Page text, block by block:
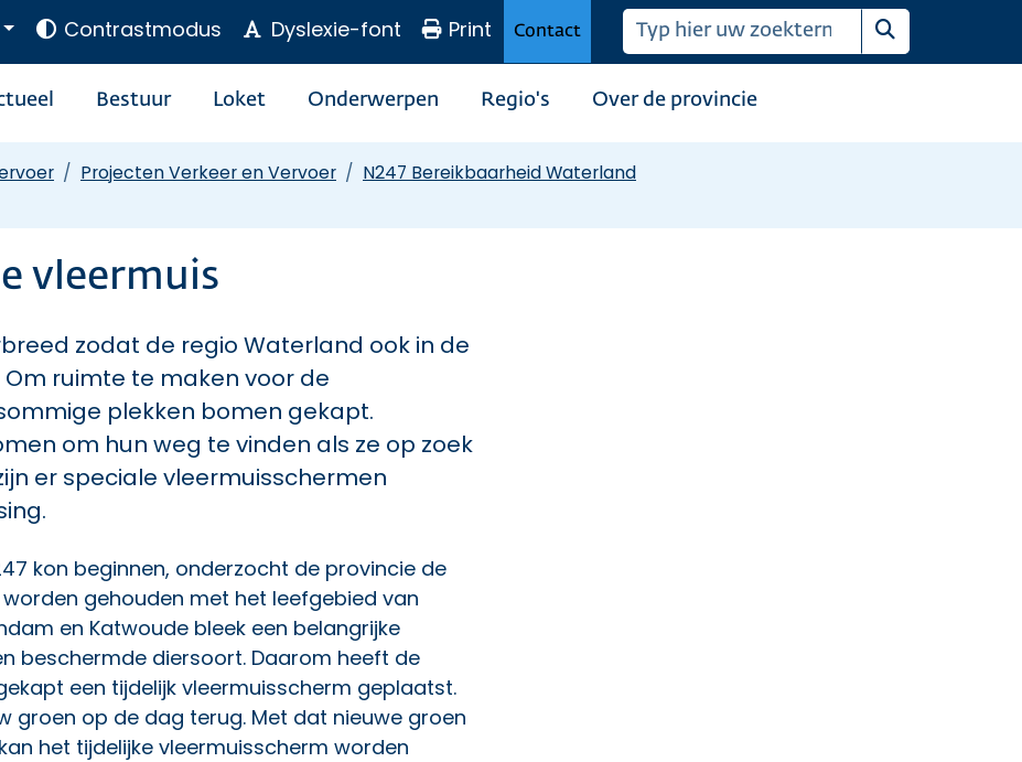
Contrastmodus Dyslexie-font Print Contact
Zoeken
Bestuur Loket Onderwerpen Regio's Over de provincie
Projecten Verkeer en Vervoer
N247 Bereikbaarheid Waterland
vleermuis
zodat de regio Waterland ook in de
ruimte te maken voor de
plekken bomen gekapt.
om hun weg te vinden als ze op zoek
er speciale vleermuisschermen
kon beginnen, onderzocht de provincie de
gehouden met het leefgebied van
en Katwoude bleek een belangrijke
beschermde diersoort. Daarom heeft de
een tijdelijk vleermuisscherm geplaatst.
groen op de dag terug. Met dat nieuwe groen
het tijdelijke vleermuisscherm worden